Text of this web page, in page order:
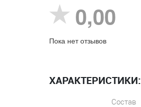
0,00
Пока нет отзывов
ХАРАКТЕРИСТИКИ:
Состав